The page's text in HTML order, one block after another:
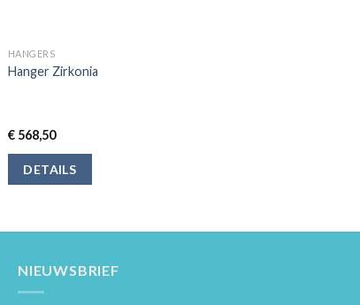
HANGERS
Hanger Zirkonia
€568,50
DETAILS
NIEUWSBRIEF